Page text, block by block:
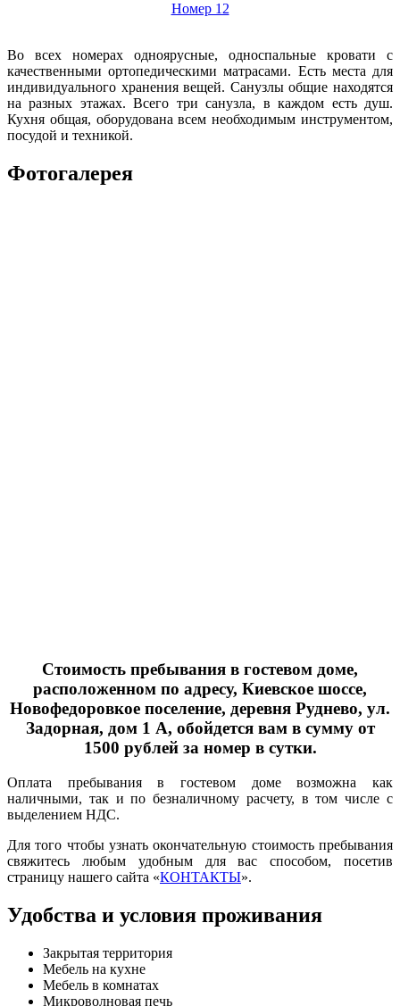
Номер 12
Во всех номерах одноярусные, односпальные кровати с
качественными ортопедическими матрасами. Есть места для
индивидуального хранения вещей. Санузлы общие находятся
на разных этажах. Всего три санузла, в каждом есть душ.
Кухня общая, оборудована всем необходимым инструментом,
посудой и техникой.
Фотогалерея
Стоимость пребывания в гостевом доме,
расположенном по адресу, Киевское шоссе,
Новофедоровкое поселение, деревня Руднево, ул.
Задорная, дом 1 А, обойдется вам в сумму от
1500 рублей за номер в сутки.
Оплата пребывания в гостевом доме возможна как
наличными, так и по безналичному расчету, в том числе с
выделением НДС.
Для того чтобы узнать окончательную стоимость пребывания
свяжитесь любым удобным для вас способом, посетив
страницу нашего сайта «КОНТАКТЫ».
Удобства и условия проживания
Закрытая территория
Мебель на кухне
Мебель в комнатах
Микроволновая печь